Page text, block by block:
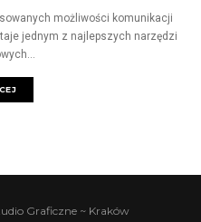
możliwości komunikacji
jednym z najlepszych narzędzi
Graficzne ~ Kraków